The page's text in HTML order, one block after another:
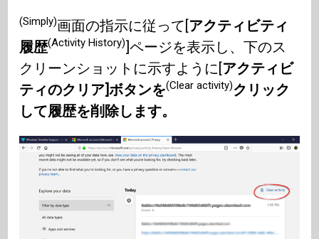
(Simply)画面の指示に従って[アクティビティ
履歴(Activity History)]ページを表示し、下のス
クリーンショットに示すように[アクティビ
ティのクリア]ボタンを(Clear activity)クリック
して履歴を削除します。